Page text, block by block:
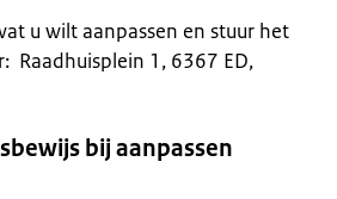
u wilt aanpassen en stuur het
Raadhuisplein 1, 6367 ED,
bij aanpassen